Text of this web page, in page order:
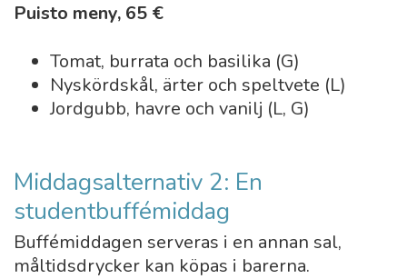
Puisto meny, 65 €
Tomat, burrata och basilika (G)
Nyskördskål, ärter och speltvete (L)
Jordgubb, havre och vanilj (L, G)
Middagsalternativ 2: En
studentbuffémiddag
Buffémiddagen serveras i en annan sal,
måltidsdrycker kan köpas i barerna.